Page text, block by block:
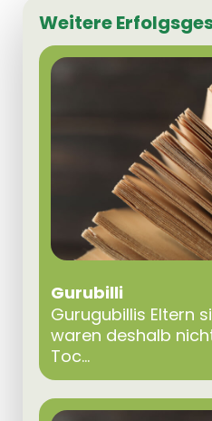
Weitere
Gurubilli
Gurugubillis Eltern
waren deshalb
Toc...